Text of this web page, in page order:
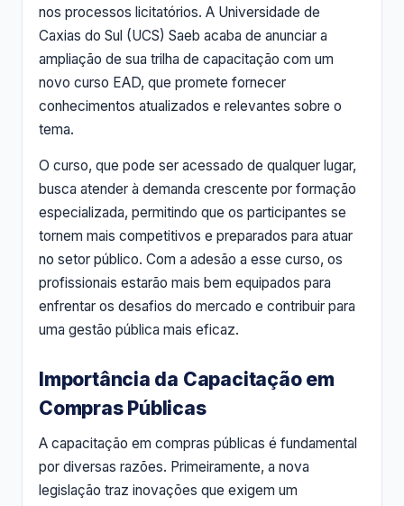
nos processos licitatórios. A Universidade de
Caxias do Sul (UCS) Saeb acaba de anunciar a
ampliação de sua trilha de capacitação com um
novo curso EAD, que promete fornecer
conhecimentos atualizados e relevantes sobre o
tema.
O curso, que pode ser acessado de qualquer lugar,
busca atender à demanda crescente por formação
especializada, permitindo que os participantes se
tornem mais competitivos e preparados para atuar
no setor público. Com a adesão a esse curso, os
profissionais estarão mais bem equipados para
enfrentar os desafios do mercado e contribuir para
uma gestão pública mais eficaz.
Importância da Capacitação em
Compras Públicas
A capacitação em compras públicas é fundamental
por diversas razões. Primeiramente, a nova
legislação traz inovações que exigem um